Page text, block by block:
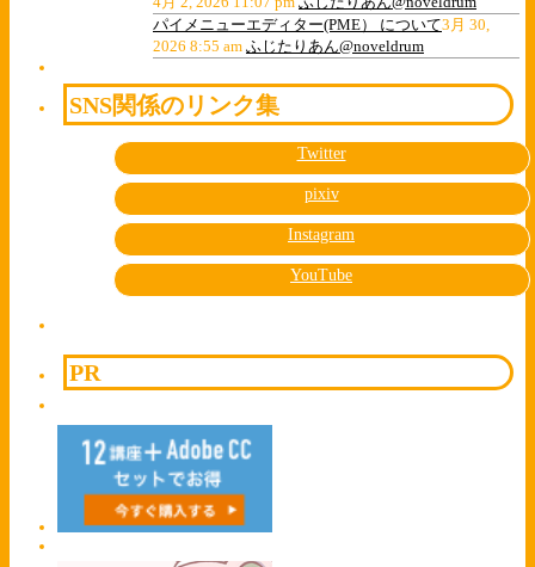
パイメニューエディター(PME） について3月 30,
2026 8:55 am ふじたりあん@noveldrum
SNS関係のリンク集
Twitter
pixiv
Instagram
YouTube
PR